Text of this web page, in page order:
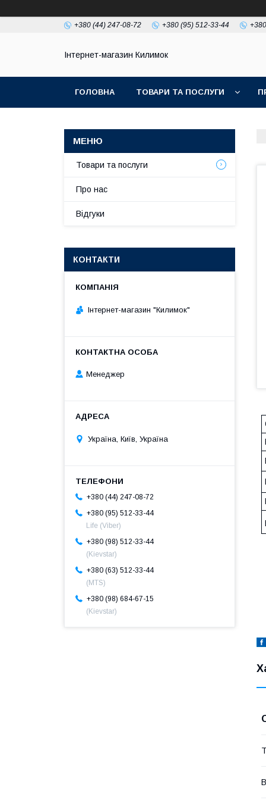
+380 (44) 247-08-72 +380 (95) 512-33-44
Інтернет-магазин Килимок
ГОЛОВНА ТОВАРИ ТА ПОСЛУГИ
Товари та послуги
Про нас
Відгуки
КОНТАКТИ
Інтернет-магазин "Килимок"
Менеджер
Україна, Київ, Україна
+380 (44) 247-08-72
+380 (95) 512-33-44
Life (Viber)
+380 (98) 512-33-44
(Kievstar)
+380 (63) 512-33-44
(MTS)
+380 (98) 684-67-15
(Kievstar)